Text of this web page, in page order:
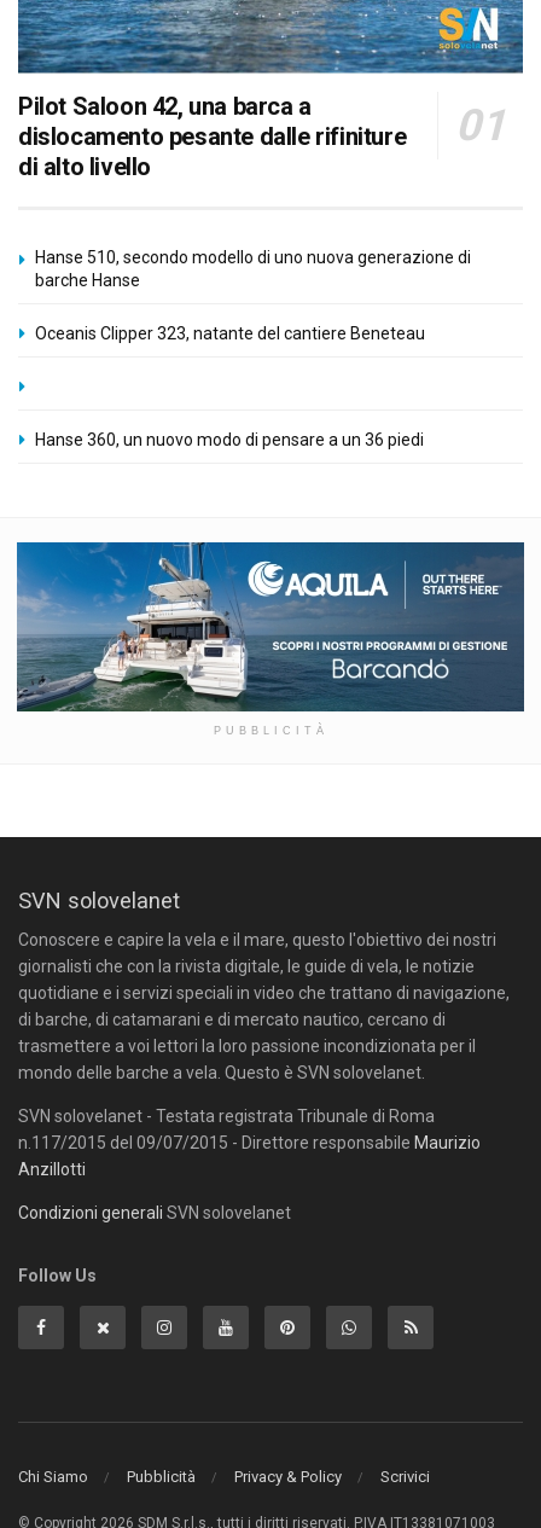
Pilot Saloon 42, una barca a
dislocamento pesante dalle rifiniture
di alto livello
Hanse 510, secondo modello di uno nuova generazione di
barche Hanse
Oceanis Clipper 323, natante del cantiere Beneteau
Hanse 360, un nuovo modo di pensare a un 36 piedi
PUBBLICITÀ
SVN solovelanet
Conoscere e capire la vela e il mare, questo l'obiettivo dei nostri
giornalisti che con la rivista digitale, le guide di vela, le notizie
quotidiane e i servizi speciali in video che trattano di navigazione,
di barche, di catamarani e di mercato nautico, cercano di
trasmettere a voi lettori la loro passione incondizionata per il
mondo delle barche a vela. Questo è SVN solovelanet.
SVN solovelanet - Testata registrata Tribunale di Roma
n.117/2015 del 09/07/2015 - Direttore responsabile Maurizio
Anzillotti
Condizioni generali SVN solovelanet
Follow Us
Chi Siamo Pubblicità Privacy & Policy Scrivici
© Copyright 2026 SDM S.r.l.s., tutti i diritti riservati. P.IVA IT13381071003